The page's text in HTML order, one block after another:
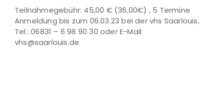
Teilnahmegebühr: 45,00 € (36,00€) , 5 Termine
Anmeldung bis zum 06.03.23 bei der vhs Saarlouis,
Tel.: 06831 – 6 98 90 30 oder E-Mail:
vhs@saarlouis.de